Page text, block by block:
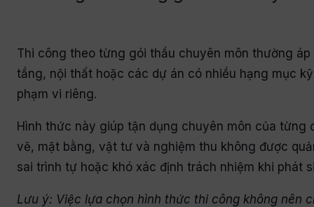
Thi công theo từng gói thầu chuyên môn thường
tầng, nội thất hoặc các dự án có nhiều hạng mục
phạm vi riêng.
Hình thức này giúp tận dụng chuyên môn của
vẽ, mặt bằng, vật tư và nghiệm thu không được
sai trình tự hoặc khó xác định trách nhiệm khi phát
Lưu ý: Việc lựa chọn hình thức thi công không nên